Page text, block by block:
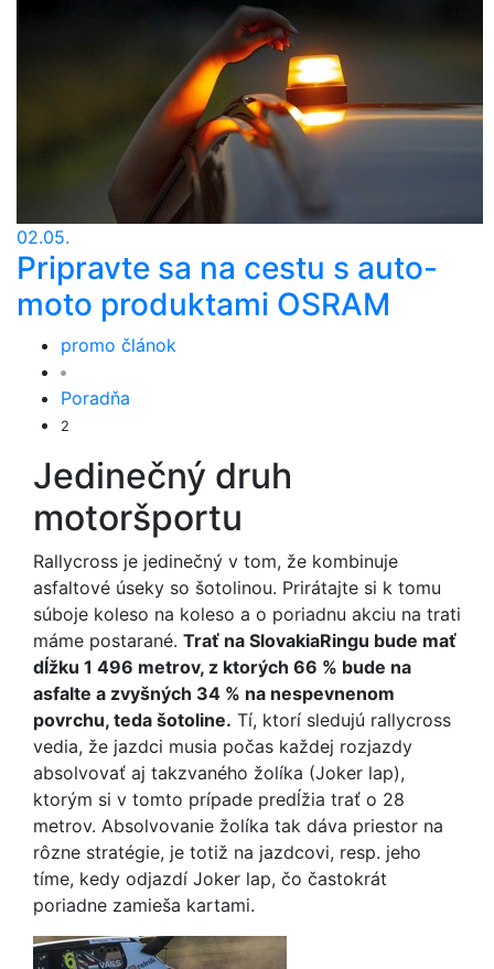
02.05.
Pripravte sa na cestu s auto-
moto produktami OSRAM
promo článok
Poradňa
2
Jedinečný druh
motoršportu
Rallycross je jedinečný v tom, že kombinuje
asfaltové úseky so šotolinou. Prirátajte si k tomu
súboje koleso na koleso a o poriadnu akciu na trati
máme postarané. Trať na SlovakiaRingu bude mať
dĺžku 1 496 metrov, z ktorých 66 % bude na
asfalte a zvyšných 34 % na nespevnenom
povrchu, teda šotoline. Tí, ktorí sledujú rallycross
vedia, že jazdci musia počas každej rozjazdy
absolvovať aj takzvaného žolíka (Joker lap),
ktorým si v tomto prípade predĺžia trať o 28
metrov. Absolvovanie žolíka tak dáva priestor na
rôzne stratégie, je totiž na jazdcovi, resp. jeho
tíme, kedy odjazdí Joker lap, čo častokrát
poriadne zamieša kartami.